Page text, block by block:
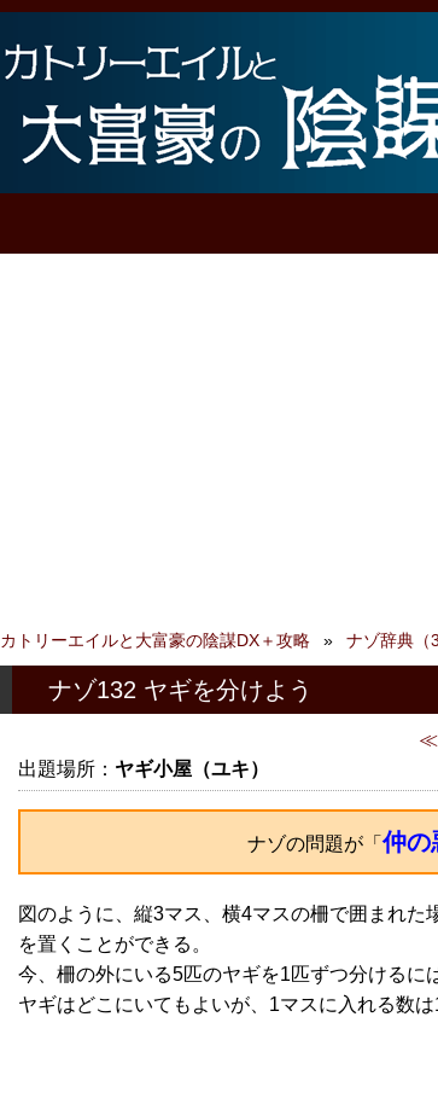
カトリーエイルと大富豪の陰謀DX＋攻略 ナゾ辞典（
ナゾ132 ヤギを分けよう
出題場所： ヤギ小屋（ユキ）
ナゾの問題が「仲の
図のように、縦3マス、横4マスの柵で囲まれ
を置くことができる。
今、柵の外にいる5匹のヤギを1匹ずつ分けるに
ヤギはどこにいてもよいが、1マスに入れる数は